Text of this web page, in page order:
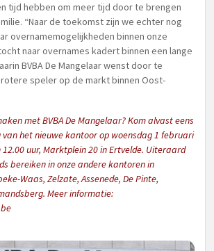
tijd hebben om meer tijd door te brengen
“Naar de toekomst zijn we echter nog
overnamemogelijkheden binnen onze
naar overnames kadert binnen een lange
BVBA De Mangelaar wenst door te
speler op de markt binnen Oost-
met BVBA De Mangelaar? Kom alvast eens
van het nieuwe kantoor op woensdag 1 februari
12.00 uur, Marktplein 20 in Ertvelde. Uiteraard
bereiken in onze andere kantoren in
Waas, Zelzate, Assenede, De Pinte,
Meer informatie: